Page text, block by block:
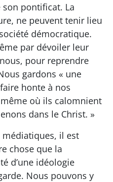
son pontificat. La
ne peuvent tenir lieu
démocratique.
par dévoiler leur
pour reprendre
gardons « une
honte à nos
où ils calomnient
dans le Christ. »
il est
chose que la
d’une idéologie
Nous pouvons y